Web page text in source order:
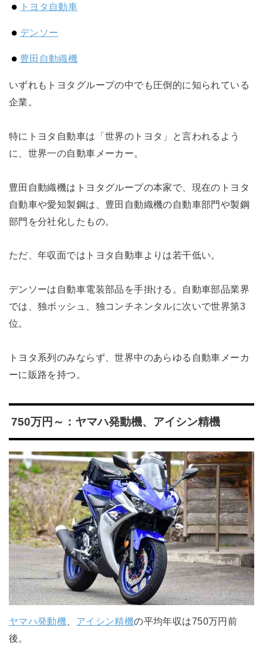
トヨタ自動車
デンソー
豊田自動織機
いずれもトヨタグループの中でも圧倒的に知られている
企業。
特にトヨタ自動車は「世界のトヨタ」と言われるよう
に、世界一の自動車メーカー。
豊田自動織機はトヨタグループの本家で、現在のトヨタ
自動車や愛知製鋼は、豊田自動織機の自動車部門や製鋼
部門を分社化したもの。
ただ、年収面ではトヨタ自動車よりは若干低い。
デンソーは自動車電装部品を手掛ける。自動車部品業界
では、独ボッシュ、独コンチネンタルに次いで世界第3
位。
トヨタ系列のみならず、世界中のあらゆる自動車メーカ
ーに販路を持つ。
750万円～：ヤマハ発動機、アイシン精機
ヤマハ発動機 アイシン精機の平均年収は750万円前
後。